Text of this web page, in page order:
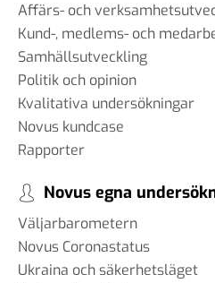
Affärs- och
Kund-, medlems- och
Samhällsutveckling
Politik och opinion
Kvalitativa undersökningar
Novus kundcase
Rapporter
Novus egna
Väljarbarometern
Novus Coronastatus
Ukraina och säkerhetsläget